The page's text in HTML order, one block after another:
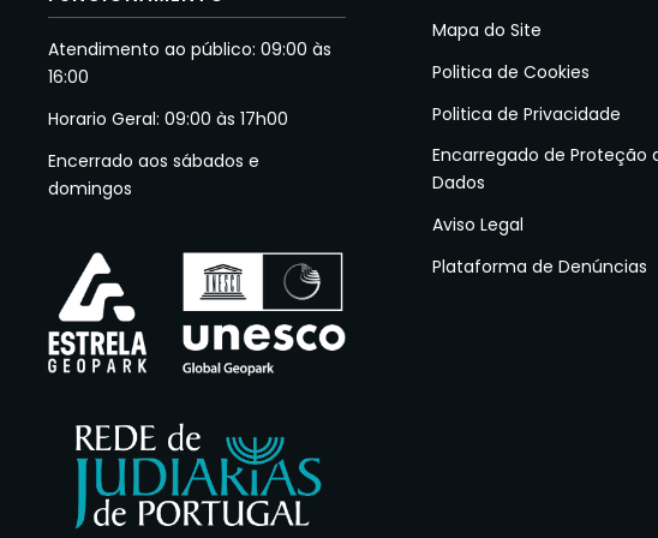
Atendimento ao público: 09:00 às
16:00
Horario Geral: 09:00 às 17h00
Encerrado aos sábados e
domingos
Mapa do Site
Politica de Cookies
Politica de Privacidade
Encarregado de Proteção
Dados
Aviso Legal
Plataforma de Denúncias